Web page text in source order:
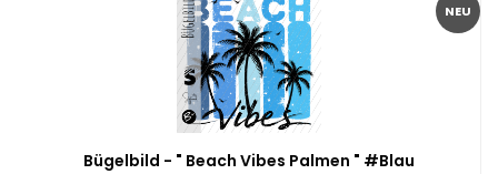
NEU
Bügelbild - " Beach Vibes Palmen " #Blau